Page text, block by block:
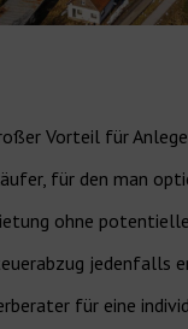
Vorteil für
für den man
ohne
jedenfalls
für eine